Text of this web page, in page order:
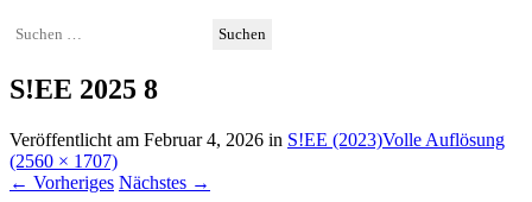
Suchen
S!EE 2025 8
Veröffentlicht am Februar 4, 2026 in S!EE (2023)Volle Auflösung
(2560 × 1707)
← Vorheriges Nächstes →